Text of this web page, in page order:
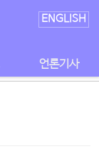
ENGLISH
언론기사